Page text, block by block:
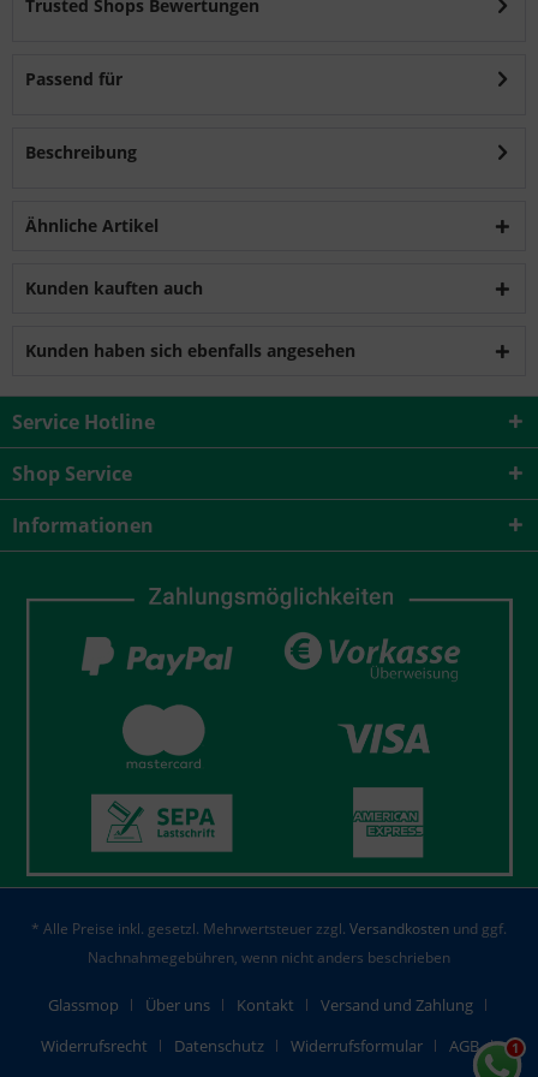
Trusted Shops Bewertungen
Passend für
Beschreibung
Ähnliche Artikel
Kunden kauften auch
Kunden haben sich ebenfalls angesehen
Service Hotline
Shop Service
Informationen
* Alle Preise inkl. gesetzl. Mehrwertsteuer zzgl. Versandkosten und ggf.
Nachnahmegebühren, wenn nicht anders beschrieben
Glassmop Über uns Kontakt
Versand und Zahlung
Widerrufsrecht
Datenschutz Widerrufsformular
AGB